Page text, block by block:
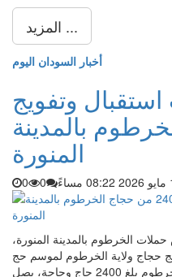
المزيد ...
أخبار السودان اليوم
استقبال وتفويج
بالمدينة
المنورة
0
0
الخرطوم بالمدينة المنورة،
حجاج ولاية الخرطوم لموسم حج
هذا العام، مشيراً إلى أن عدد حجاج الخرطوم بلغ 2400 حاج وحاجة، يصل